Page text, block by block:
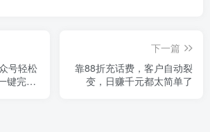
号轻松
键完
下一篇
靠88折充话费，客户自动裂
变，日赚千元都太简单了